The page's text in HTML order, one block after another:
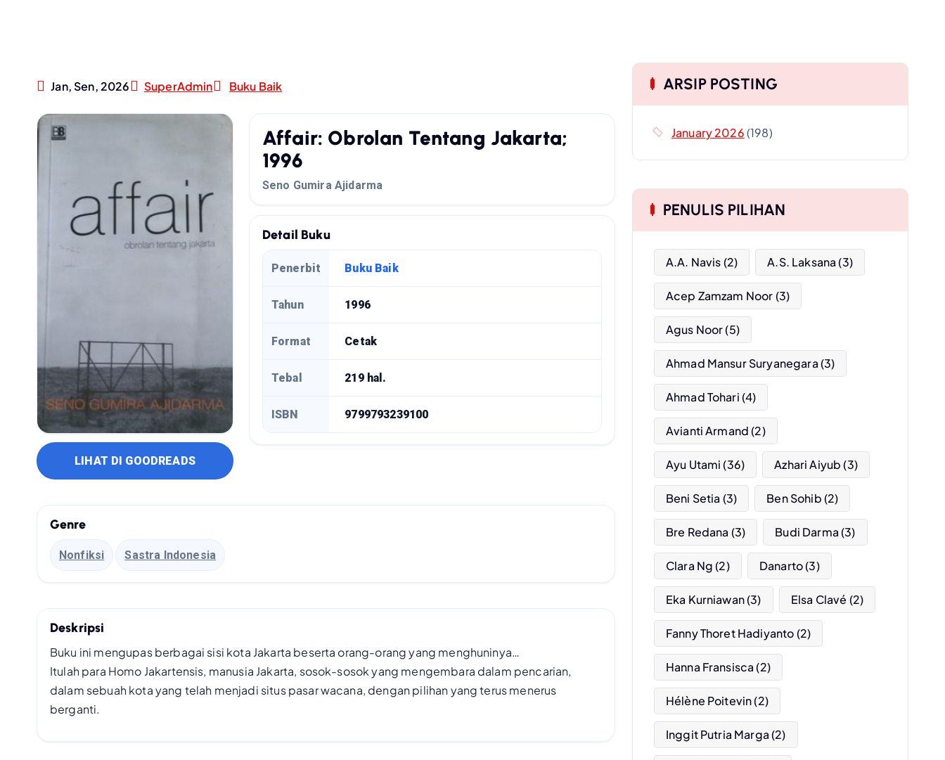
Jan, Sen, 2026 SuperAdmin Buku Baik
LIHAT DI GOODREADS
Affair: Obrolan Tentang Jakarta;
1996
Seno Gumira Ajidarma
Detail Buku
Penerbit Buku Baik
Tahun 1996
Format Cetak
Tebal 219 hal.
ISBN 9799793239100
Genre
Nonfiksi Sastra Indonesia
Deskripsi
Buku ini mengupas berbagai sisi kota Jakarta beserta orang-orang yang menghuninya…
Itulah para Homo Jakartensis, manusia Jakarta, sosok-sosok yang mengembara dalam pencarian,
dalam sebuah kota yang telah menjadi situs pasar wacana, dengan pilihan yang terus menerus
berganti.
ARSIP POSTING
January 2026(198)
PENULIS PILIHAN
A.A. Navis(2) A.S. Laksana(3)
Acep Zamzam Noor(3)
Agus Noor(5)
Ahmad Mansur Suryanegara(3)
Ahmad Tohari(4)
Avianti Armand(2)
Ayu Utami(36) Azhari Aiyub(3)
Beni Setia (3) Ben Sohib(2)
Bre Redana (3) Budi Darma(3)
Clara Ng(2) Danarto(3)
Eka Kurniawan(3) Elsa Clavé (2)
Fanny Thoret Hadiyanto(2)
Hanna Fransisca(2)
Hélène Poitevin(2)
Inggit Putria Marga(2)